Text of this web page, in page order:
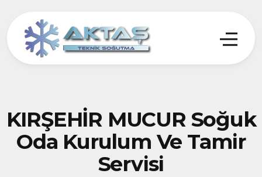
KIRŞEHİR MUCUR Soğuk
Oda Kurulum Ve Tamir
Servisi